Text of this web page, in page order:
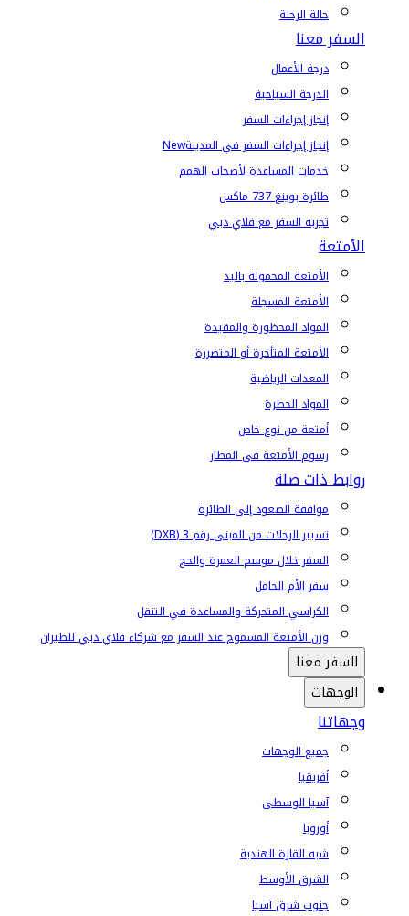
حالة الرحلة
السفر معنا
درجة الأعمال
الدرجة السياحية
إنجاز إجراءات السفر
إنجاز إجراءات السفر في المدينةNew
خدمات المساعدة لأصحاب الهمم
طائرة بوينغ 737 ماكس
تجربة السفر مع فلاي دبي
الأمتعة
الأمتعة المحمولة باليد
الأمتعة المسجلة
المواد المحظورة والمقيدة
الأمتعة المتأخرة أو المتضررة
المعدات الرياضية
المواد الخطرة
أمتعة من نوع خاص
رسوم الأمتعة في المطار
روابط ذات صلة
موافقة الصعود إلى الطائرة
تسيير الرحلات من المبنى رقم 3 (DXB)
السفر خلال موسم العمرة والحج
سفر الأم الحامل
الكراسي المتحركة والمساعدة في التنقل
وزن الأمتعة المسموح عند السفر مع شركاء فلاي دبي للطيران
السفر معنا
الوجهات
وجهاتنا
جميع الوجهات
أفريقيا
آسيا الوسطى
أوروبا
شبه القارة الهندية
الشرق الأوسط
جنوب شرق آسيا